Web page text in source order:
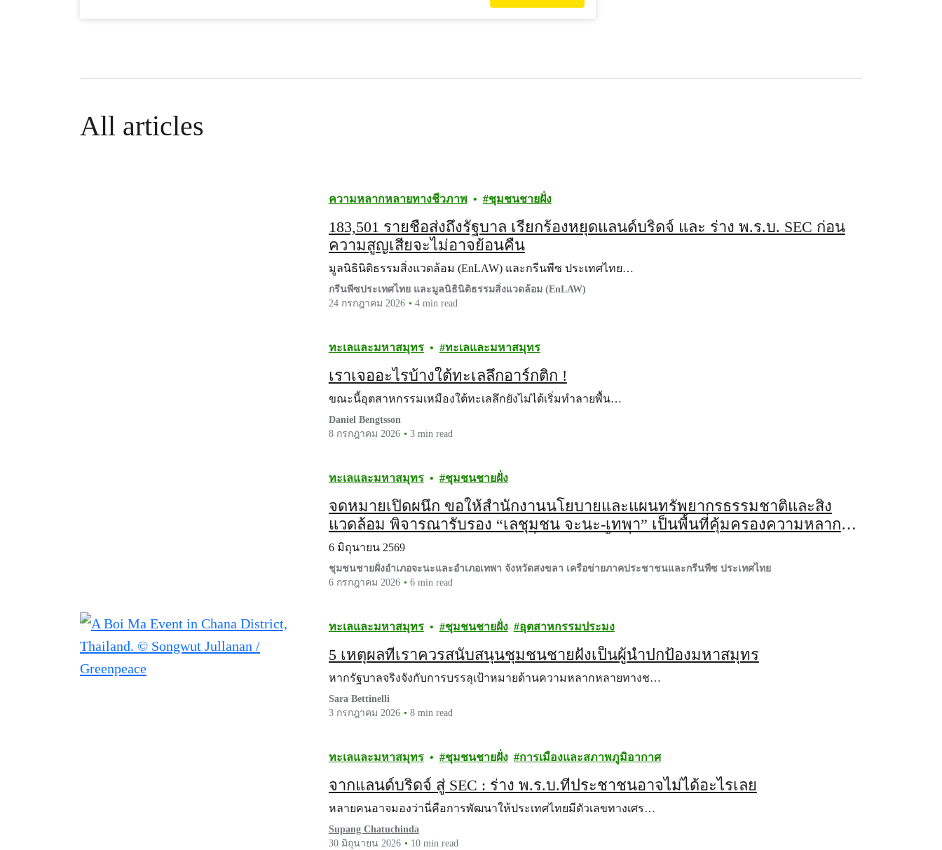
All articles
ความหลากหลายทางชีวภาพ ชุมชนชายฝั่ง
183,501 รายชื่อส่งถึงรัฐบาล เรียกร้องหยุดแลนด์บริดจ์ และ ร่าง พ.ร.บ. SEC ก่อน
ความสูญเสียจะไม่อาจย้อนคืน
มูลนิธินิติธรรมสิ่งแวดล้อม (EnLAW) และกรีนพีซ ประเทศไทย…
กรีนพีซประเทศไทย และมูลนิธินิติธรรมสิ่งแวดล้อม (EnLAW)
24 กรกฎาคม 2026
4 min read
ทะเลและมหาสมุทร ทะเลและมหาสมุทร
เราเจออะไรบ้างใต้ทะเลลึกอาร์กติก !
ขณะนี้อุตสาหกรรมเหมืองใต้ทะเลลึกยังไม่ได้เริ่มทำลายพื้น…
Daniel Bengtsson
8 กรกฎาคม 2026
3 min read
ทะเลและมหาสมุทร ชุมชนชายฝั่ง
จดหมายเปิดผนึก ขอให้สำนักงานนโยบายและแผนทรัพยากรธรรมชาติและสิ่ง
แวดล้อม พิจารณารับรอง “เลชุมชน จะนะ-เทพา” เป็นพื้นที่คุ้มครองความหลาก
หลายทางชีวภาพทางทะเลชายฝั่งนอกเขตพื้นที่คุ้มครอง หรือ OECMs โดยชุมชน
6 มิถุนายน 2569
ชุมชนชายฝั่งอำเภอจะนะและอำเภอเทพา จังหวัดสงขลา เครือข่ายภาคประชาชนและกรีนพีซ ประเทศไทย
6 กรกฎาคม 2026
6 min read
ทะเลและมหาสมุทร ชุมชนชายฝั่ง อุตสาหกรรมประมง
5 เหตุผลที่เราควรสนับสนุนชุมชนชายฝั่งเป็นผู้นำปกป้องมหาสมุทร
หากรัฐบาลจริงจังกับการบรรลุเป้าหมายด้านความหลากหลายทางช…
Sara Bettinelli
3 กรกฎาคม 2026
8 min read
ทะเลและมหาสมุทร ชุมชนชายฝั่ง การเมืองและสภาพภูมิอากาศ
จากแลนด์บริดจ์ สู่ SEC : ร่าง พ.ร.บ.ที่ประชาชนอาจไม่ได้อะไรเลย
หลายคนอาจมองว่านี่คือการพัฒนาให้ประเทศไทยมีตัวเลขทางเศร…
Supang Chatuchinda
30 มิถุนายน 2026
10 min read